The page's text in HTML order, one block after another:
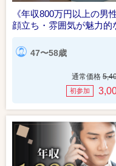
《年収800万円以上の男性
顔立ち・雰囲気が魅力的
47〜58歳
通常価格
初参加